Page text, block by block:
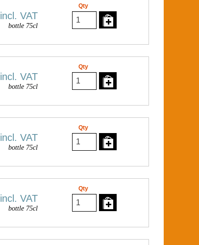
incl. VAT
bottle 75cl
Qty
incl. VAT
bottle 75cl
Qty
incl. VAT
bottle 75cl
Qty
incl. VAT
bottle 75cl
Qty